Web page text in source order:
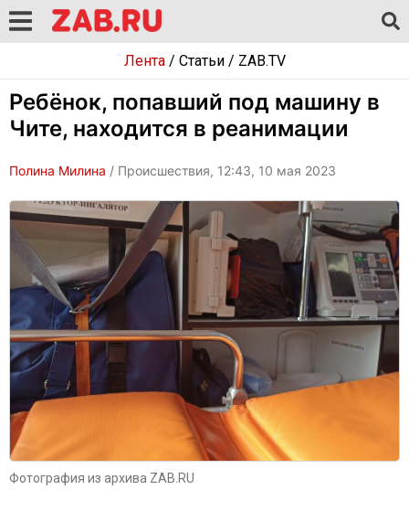
Лента/ Статьи/ ZAB.TV
Ребёнок, попавший под машину в
Чите, находится в реанимации
Полина Милина / Происшествия, 12:43, 10 мая 2023
Фотография из архива ZAB.RU